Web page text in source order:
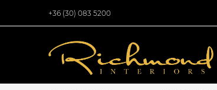
+36 (30) 083 5200